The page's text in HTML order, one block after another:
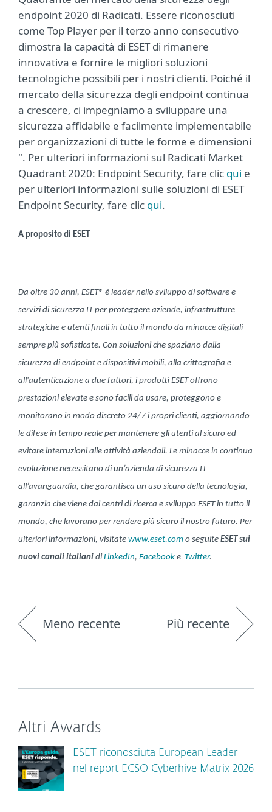
endpoint 2020 di Radicati. Essere riconosciuti
come Top Player per il terzo anno consecutivo
dimostra la capacità di ESET di rimanere
innovativa e fornire le migliori soluzioni
tecnologiche possibili per i nostri clienti. Poiché il
mercato della sicurezza degli endpoint continua
a crescere, ci impegniamo a sviluppare una
sicurezza affidabile e facilmente implementabile
per organizzazioni di tutte le forme e dimensioni
". Per ulteriori informazioni sul Radicati Market
Quadrant 2020: Endpoint Security, fare clic qui e
per ulteriori informazioni sulle soluzioni di ESET
Endpoint Security, fare clic qui.
A proposito di ESET
Da oltre 30 anni, ESET® è leader nello sviluppo di software e
servizi di sicurezza IT per proteggere aziende, infrastrutture
strategiche e utenti finali in tutto il mondo da minacce digitali
sempre più sofisticate. Con soluzioni che spaziano dalla
sicurezza di endpoint e dispositivi mobili, alla crittografia e
all'autenticazione a due fattori, i prodotti ESET offrono
prestazioni elevate e sono facili da usare, proteggono e
monitorano in modo discreto 24/7 i propri clienti, aggiornando
le difese in tempo reale per mantenere gli utenti al sicuro ed
evitare interruzioni alle attività aziendali. Le minacce in continua
evoluzione necessitano di un’azienda di sicurezza IT
all’avanguardia, che garantisca un uso sicuro della tecnologia,
garanzia che viene dai centri di ricerca e sviluppo ESET in tutto il
mondo, che lavorano per rendere più sicuro il nostro futuro. Per
ulteriori informazioni, visitate www.eset.com o seguite ESET sui
nuovi canali italiani di LinkedIn, Facebook e Twitter.
Meno recente Più recente
Altri Awards
ESET riconosciuta European Leader
nel report ECSO Cyberhive Matrix 2026